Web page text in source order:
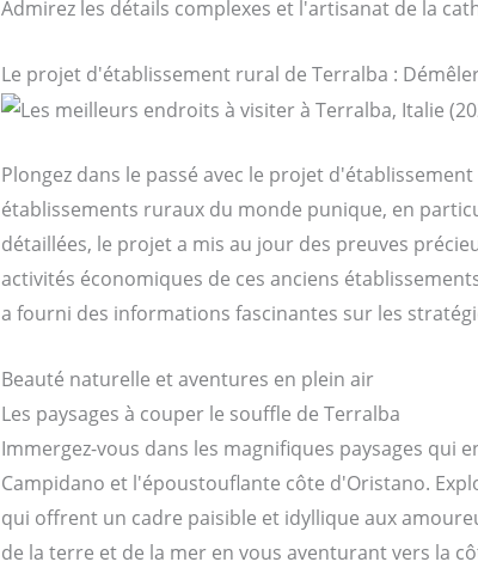
Admirez les détails complexes et l'artisanat de la
Le projet d'établissement rural de Terralba :
Plongez dans le passé avec le projet
établissements ruraux du monde punique, en
détaillées, le projet a mis au jour des preuves
activités économiques de ces anciens
a fourni des informations fascinantes sur les
Beauté naturelle et aventures en plein air
Les paysages à couper le souffle de Terralba
Immergez-vous dans les magnifiques paysages
Campidano et l'époustouflante côte d'Oristano.
qui offrent un cadre paisible et idyllique aux
de la terre et de la mer en vous aventurant vers la